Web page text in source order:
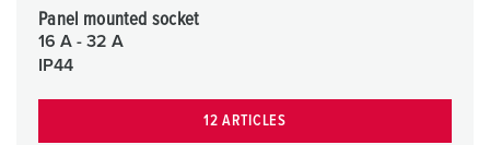
Panel mounted socket
16 A - 32 A
IP44
12 ARTICLES